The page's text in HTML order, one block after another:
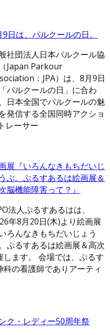
9日は、パルクールの日。
社団法人日本パルクール協
Japan Parkour
：JPA）は、8月9日
パルクールの日」に合わ
日本全国でパルクールの魅
発信する全国同時アクショ
レーサー
展『いろんなきもちだいじ
ぶ。ぷるすあるは絵画展＆
脳機能障害って？』
法人ぷるすあるはは、
年8月20日(木)より絵画展
いろんなきもちだいじょう
ぷるすあるは絵画展＆高次
ます。 会場では、ぷるす
の看護師でありアーティ
ク・レディー50周年祭